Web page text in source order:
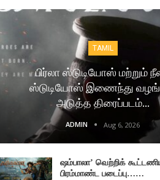
TAMIL
பிர்லா ஸ்டுடியோஸ் மற்றும்
ஸ்டுடியோஸ் இணைந்து
அடுத்த திரைப்படம்…
ADMIN Aug 6, 2026
ஷம்பாலா’ வெற்றிக்
பிரம்மாண்ட படைப்பு……